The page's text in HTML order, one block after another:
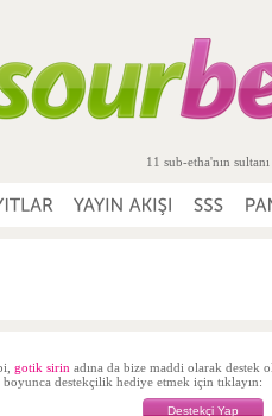
11 sub-etha'nın sultanı
gotik sirin adına da bize maddi olarak destek
boyunca destekçilik hediye etmek için tıklayın:
Destekçi Yap